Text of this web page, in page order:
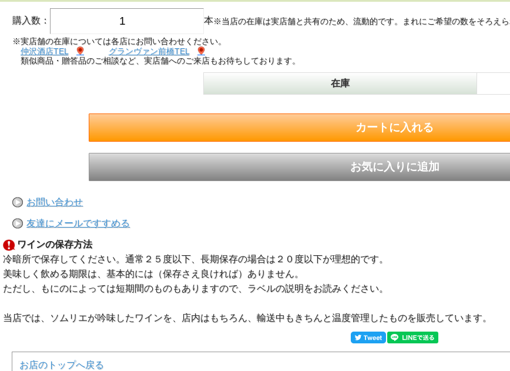
購入数： 本※当店の在庫は実店舗と共有のため、流動的です。まれにご希望の数をそろえ
※実店舗の在庫については各店にお問い合わせください。
仲沢酒店TEL
グランヴァン前橋TEL
類似商品・贈答品のご相談など、実店舗へのご来店もお待ちしております。
在庫
お問い合わせ
友達にメールですすめる
ワインの保存方法
冷暗所で保存してください。通常２５度以下、長期保存の場合は２０度以下が理想的です。
美味しく飲める期限は、基本的には（保存さえ良ければ）ありません。
ただし、もにのによっては短期間のものもありますので、ラベルの説明をお読みください。
当店では、ソムリエが吟味したワインを、店内はもちろん、輸送中もきちんと温度管理したものを販売しています。
お店のトップへ戻る